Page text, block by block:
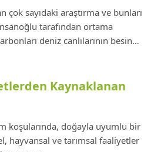
çok sayıdaki araştırma ve bunları
tarafından ortama
deniz canlılarının besin…
Kaynaklanan
koşularında, doğayla uyumlu bir
hayvansal ve tarımsal faaliyetler